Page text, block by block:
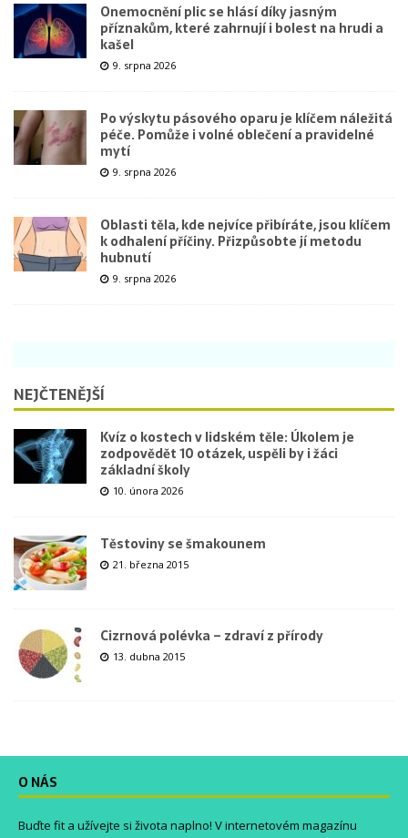
Onemocnění plic se hlásí díky jasným
příznakům, které zahrnují i bolest na hrudi a
kašel
9. srpna 2026
Po výskytu pásového oparu je klíčem náležitá
péče. Pomůže i volné oblečení a pravidelné
mytí
9. srpna 2026
Oblasti těla, kde nejvíce přibíráte, jsou klíčem
k odhalení příčiny. Přizpůsobte jí metodu
hubnutí
9. srpna 2026
NEJČTENĚJŠÍ
Kvíz o kostech v lidském těle: Úkolem je
zodpovědět 10 otázek, uspěli by i žáci
základní školy
10. února 2026
Těstoviny se šmakounem
21. března 2015
Cizrnová polévka – zdraví z přírody
13. dubna 2015
O NÁS
Buďte fit a užívejte si života naplno! V internetovém magazínu